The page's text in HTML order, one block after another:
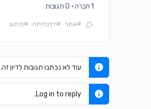
1 חברה · 0 תגובות
#אתר #דףנחיתה #מיתוג
עוד לא נכתבו תגובות לדיון זה.
Log in to reply.